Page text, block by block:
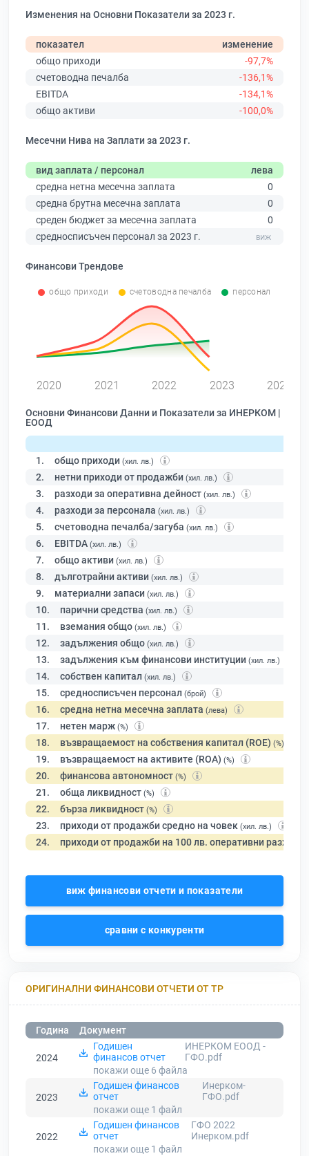
Изменения на Основни Показатели за 2023 г.
показател
изменение
общо приходи
-97,7%
счетоводна печалба
-136,1%
EBITDA
-134,1%
общо активи
-100,0%
Месечни Нива на Заплати за 2023 г.
вид заплата / персонал
лева
средна нетна месечна заплата
0
средна брутна месечна заплата
0
среден бюджет за месечна заплата
0
средносписъчен персонал за 2023 г.
Финансови Трендове
общо приходи счетоводна печалба персонал
2020 2021 2022 2023 2024
Основни Финансови Данни и Показатели за ИНЕРКОМ |
ЕООД
1. общо приходи (хил. лв.)
2. нетни приходи от продажби (хил. лв.)
3. разходи за оперативна дейност (хил. лв.)
4. разходи за персонала (хил. лв.)
5. счетоводна печалба/загуба (хил. лв.)
6. EBITDA (хил. лв.)
7. общо активи (хил. лв.)
8. дълготрайни активи (хил. лв.)
9. материални запаси (хил. лв.)
10. парични средства (хил. лв.)
11. вземания общо (хил. лв.)
12. задължения общо (хил. лв.)
13. задължения към финансови институции (хил. лв.)
14. собствен капитал (хил. лв.)
15. средносписъчен персонал (брой)
16. средна нетна месечна заплата (лева)
17. нетен марж (%)
18. възвращаемост на собствения капитал (ROE) (%)
19. възвращаемост на активите (ROA) (%)
20. финансова автономност (%)
21. обща ликвидност (%)
22. бърза ликвидност (%)
23. приходи от продажби средно на човек (хил. лв.)
24. приходи от продажби на 100 лв. оперативни разходи
виж финансови отчети и показатели
сравни с конкуренти
ОРИГИНАЛНИ ФИНАНСОВИ ОТЧЕТИ ОТ ТР
Година Документ
2024
Годишен
финансов отчет
ИНЕРКОМ ЕООД -
ГФО.pdf
покажи още 6 файла
2023
Годишен финансов
отчет
Инерком-
ГФО.pdf
покажи още 1 файл
2022
Годишен финансов
отчет
ГФО 2022
Инерком.pdf
покажи още 1 файл